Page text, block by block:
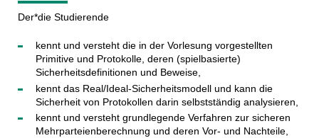
Der*die Studierende
kennt und versteht die in der Vorlesung vorgestellten
Primitive und Protokolle, deren (spielbasierte)
Sicherheitsdefinitionen und Beweise,
kennt das Real/Ideal-Sicherheitsmodell und kann die
Sicherheit von Protokollen darin selbstständig analysieren,
kennt und versteht grundlegende Verfahren zur sicheren
Mehrparteienberechnung und deren Vor- und Nachteile,